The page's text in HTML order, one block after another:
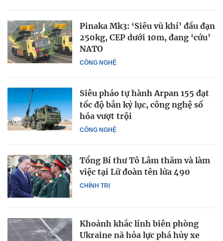
CÔNG NGHỆ
Pinaka Mk3: ‘Siêu vũ khí’ đầu đạn
250kg, CEP dưới 10m, đang ‘cứu’
NATO
CÔNG NGHỆ
Siêu pháo tự hành Arpan 155 đạt
tốc độ bắn kỷ lục, công nghệ số
hóa vượt trội
CHÍNH TRỊ
Tổng Bí thư Tô Lâm thăm và làm
việc tại Lữ đoàn tên lửa 490
Khoảnh khắc lính biên phòng
Ukraine nã hỏa lực phá hủy xe